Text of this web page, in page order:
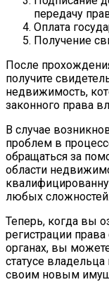
передачу
Оплата
Получение
После
получите
недвижимость,
законного права
В случае
проблем в
обращаться за
области
любых сложностей.
Теперь, когда вы
регистрации
органах, вы
статусе
своим новым